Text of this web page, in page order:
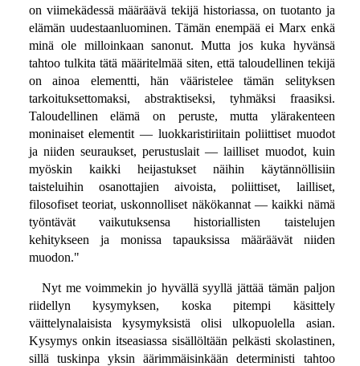
on viimekädessä määräävä tekijä historiassa, on tuotanto ja
elämän uudestaanluominen. Tämän enempää ei Marx enkä
minä ole milloinkaan sanonut. Mutta jos kuka hyvänsä
tahtoo tulkita tätä määritelmää siten, että taloudellinen tekijä
on ainoa elementti, hän vääristelee tämän selityksen
tarkoituksettomaksi, abstraktiseksi, tyhmäksi fraasiksi.
Taloudellinen elämä on peruste, mutta ylärakenteen
moninaiset elementit — luokkaristiriitain poliittiset muodot
ja niiden seuraukset, perustuslait — lailliset muodot, kuin
myöskin kaikki heijastukset näihin käytännöllisiin
taisteluihin osanottajien aivoista, poliittiset, lailliset,
filosofiset teoriat, uskonnolliset näkökannat — kaikki nämä
työntävät vaikutuksensa historiallisten taistelujen
kehitykseen ja monissa tapauksissa määräävät niiden
muodon."
Nyt me voimmekin jo hyvällä syyllä jättää tämän paljon
riidellyn kysymyksen, koska pitempi käsittely
väittelynalaisista kysymyksistä olisi ulkopuolella asian.
Kysymys onkin itseasiassa sisällöltään pelkästi skolastinen,
sillä tuskinpa yksin äärimmäisinkään deterministi tahtoo